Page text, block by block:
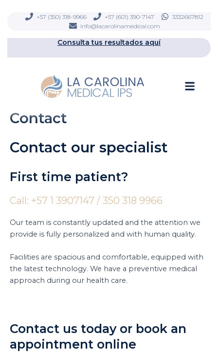
+57 (350) 318-9966 +57 (601) 390-7147
3332667812
info@lacarolinamedical.com
Consulta tus resultados aquí
Contact
Contact our specialist
First time patient?
Call: +57 1 3907147 / 350 318 9966
Our team is constantly updated and the attention we
provide is fully personalized and with human quality.
Facilities are spacious and comfortable, equipped with
the latest technology. We have a preventive medical
approach during our health care.
Contact us today or book an
appointment online